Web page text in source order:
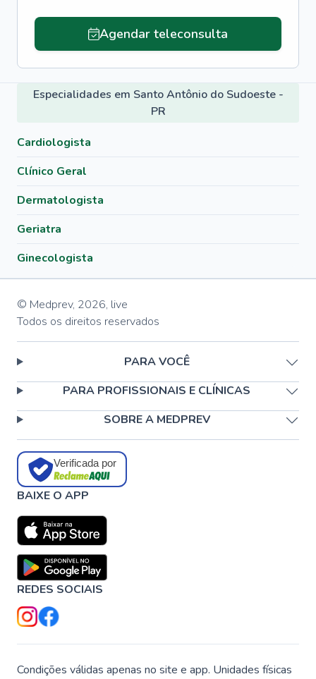
Agendar teleconsulta
Especialidades em Santo Antônio do Sudoeste -
PR
Cardiologista
Clínico Geral
Dermatologista
Geriatra
Ginecologista
© Medprev, 2026, live
Todos os direitos reservados
PARA VOCÊ
PARA PROFISSIONAIS E CLÍNICAS
SOBRE A MEDPREV
Verificada por
BAIXE O APP
REDES SOCIAIS
Condições válidas apenas no site e app. Unidades físicas